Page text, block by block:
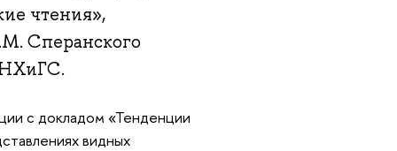
чтения»,
Сперанского
с докладом «Тенденции
видных